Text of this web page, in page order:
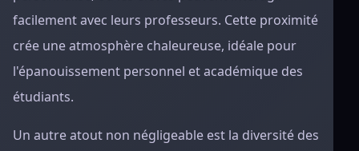
facilement avec leurs professeurs. Cette proximité
crée une atmosphère chaleureuse, idéale pour
l'épanouissement personnel et académique des
étudiants.
Un autre atout non négligeable est la diversité des